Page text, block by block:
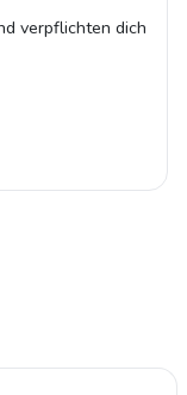
verpflichten dich